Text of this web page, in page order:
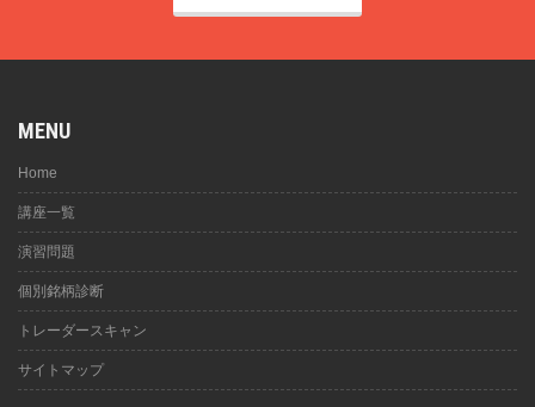
MENU
Home
講座一覧
演習問題
個別銘柄診断
トレーダースキャン
サイトマップ